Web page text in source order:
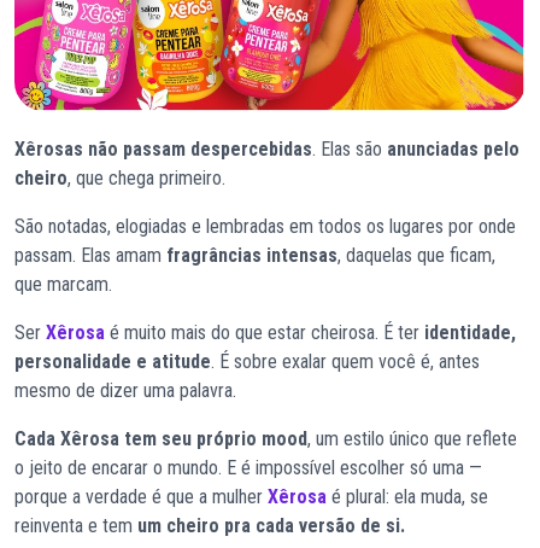
Xêrosas não passam despercebidas. Elas são anunciadas pelo
cheiro, que chega primeiro.
São notadas, elogiadas e lembradas em todos os lugares por onde
passam. Elas amam fragrâncias intensas, daquelas que ficam,
que marcam.
Ser Xêrosa é muito mais do que estar cheirosa. É ter identidade,
personalidade e atitude. É sobre exalar quem você é, antes
mesmo de dizer uma palavra.
Cada Xêrosa tem seu próprio mood, um estilo único que reflete
o jeito de encarar o mundo. E é impossível escolher só uma —
porque a verdade é que a mulher Xêrosa é plural: ela muda, se
reinventa e tem um cheiro pra cada versão de si.